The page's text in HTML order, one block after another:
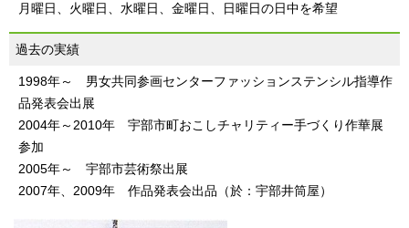
月曜日、火曜日、水曜日、金曜日、日曜日の日中を希望
過去の実績
1998年～ 男女共同参画センターファッションステンシル指導作
品発表会出展
2004年～2010年 宇部市町おこしチャリティー手づくり作華展
参加
2005年～ 宇部市芸術祭出展
2007年、2009年 作品発表会出品（於：宇部井筒屋）